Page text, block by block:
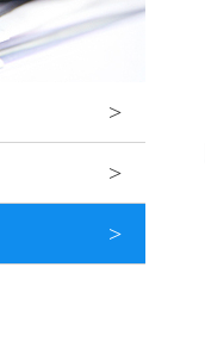
>
>
>